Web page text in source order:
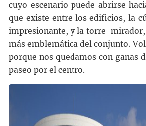
cuyo escenario puede abrirse
que existe entre los edificios, la
impresionante, y la torre-mirador,
más emblemática del conjunto.
porque nos quedamos con ganas
paseo por el centro.